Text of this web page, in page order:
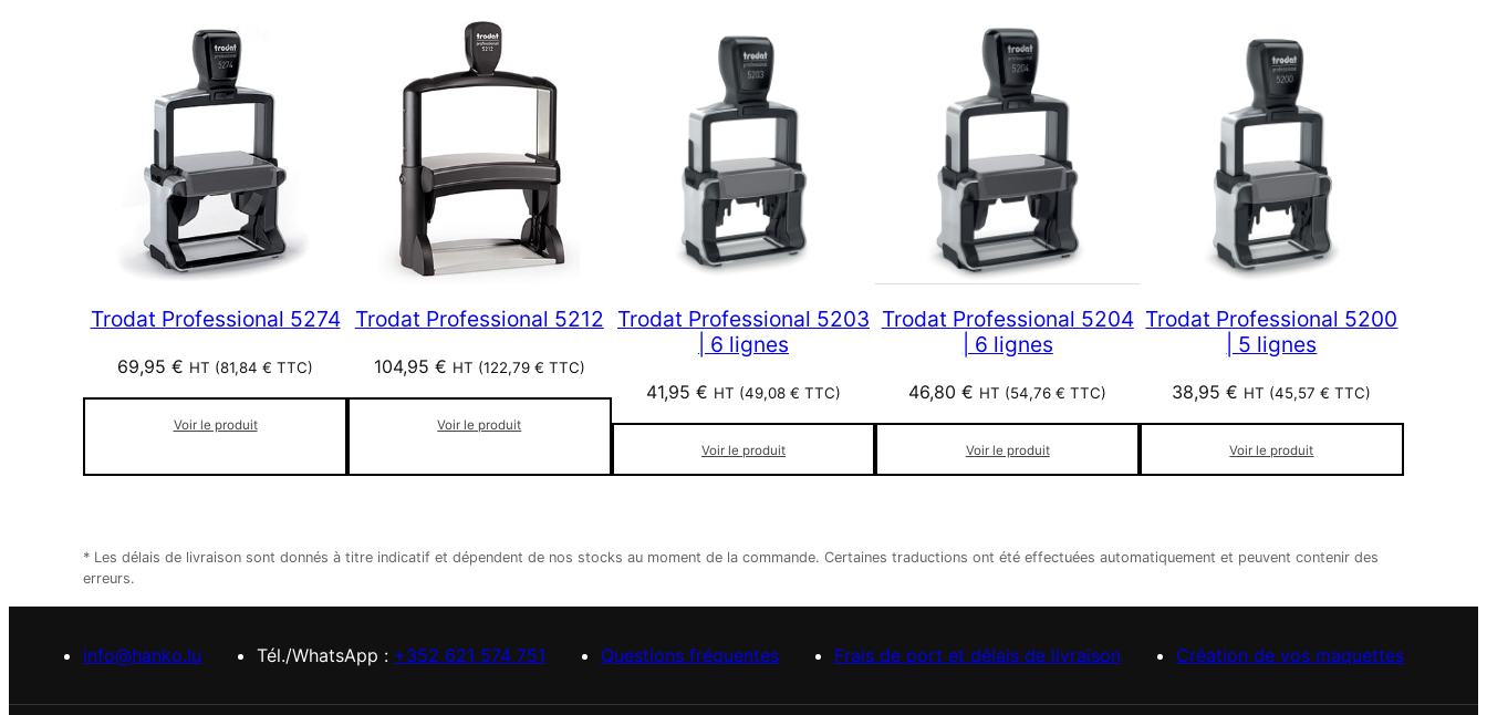
Trodat Professional 5274
69,95€ HT (81,84€ TTC)
Voir le produit
Trodat Professional 5212
104,95 € HT (122,79 € TTC)
Voir le produit
Trodat Professional 5203
| 6 lignes
41,95 € HT (49,08 € TTC)
Voir le produit
Trodat Professional 5204
| 6 lignes
46,80€ HT (54,76€ TTC)
Voir le produit
Trodat Professional 5200
| 5 lignes
38,95€ HT (45,57€ TTC)
Voir le produit
* Les délais de livraison sont donnés à titre indicatif et dépendent de nos stocks au moment de la commande. Certaines traductions ont été effectuées automatiquement et peuvent contenir des
erreurs.
info@hanko.lu Tél./WhatsApp : +352 621 574 751 Questions fréquentes Frais de port et délais de livraison Création de vos maquettes